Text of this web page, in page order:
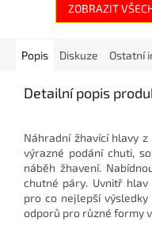
ZOBRAZIT
Popis Diskuze Ostatní
Detailní popis
Náhradní žhavící hlavy z
výrazné podání chuti,
náběh žhavení.
chutné páry. Uvnitř
pro co nejlepší
odporů pro různé formy